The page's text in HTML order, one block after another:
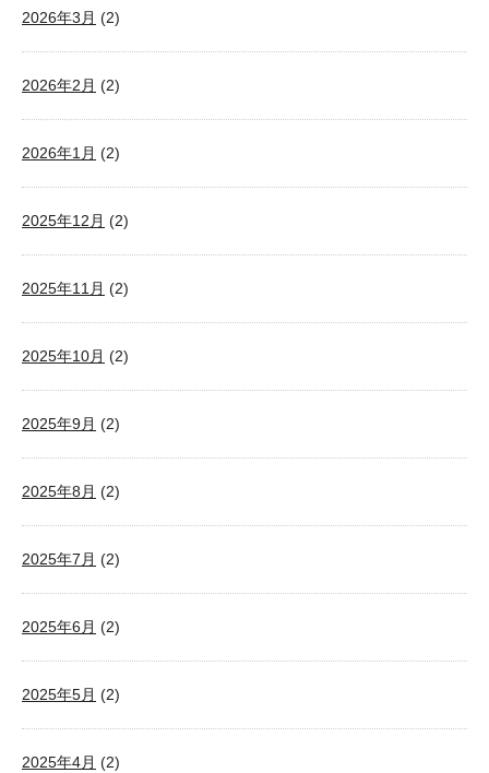
2026年3月 (2)
2026年2月 (2)
2026年1月 (2)
2025年12月 (2)
2025年11月 (2)
2025年10月 (2)
2025年9月 (2)
2025年8月 (2)
2025年7月 (2)
2025年6月 (2)
2025年5月 (2)
2025年4月 (2)